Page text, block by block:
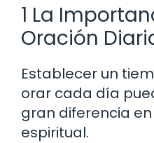
1 La
Oración
Establecer un
orar cada día
gran diferencia
espiritual.